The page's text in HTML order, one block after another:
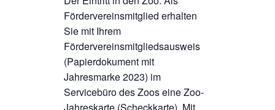
Fördervereinsmitglied erhalten
Sie mit Ihrem
Fördervereinsmitgliedsausweis
(Papierdokument mit
Jahresmarke 2023) im
Servicebüro des Zoos eine Zoo-